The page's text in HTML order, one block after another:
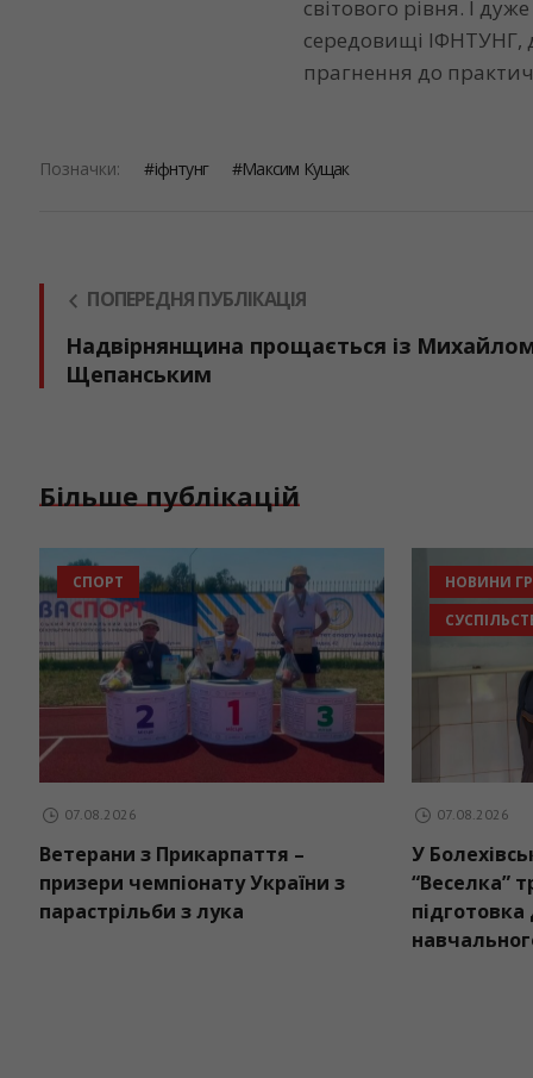
світового рівня. І
середовищі ІФНТУНГ,
прагнення до
Позначки: іфнтунг Максим Кущак
ПОПЕРЕДНЯ ПУБЛІКАЦІЯ
Надвірнянщина прощається із
Щепанським
Більше публікацій
дощі:
СПОРТ
Ветерани з Прикарпаття –
призери чемпіонату України з
парастрільби з лука
У